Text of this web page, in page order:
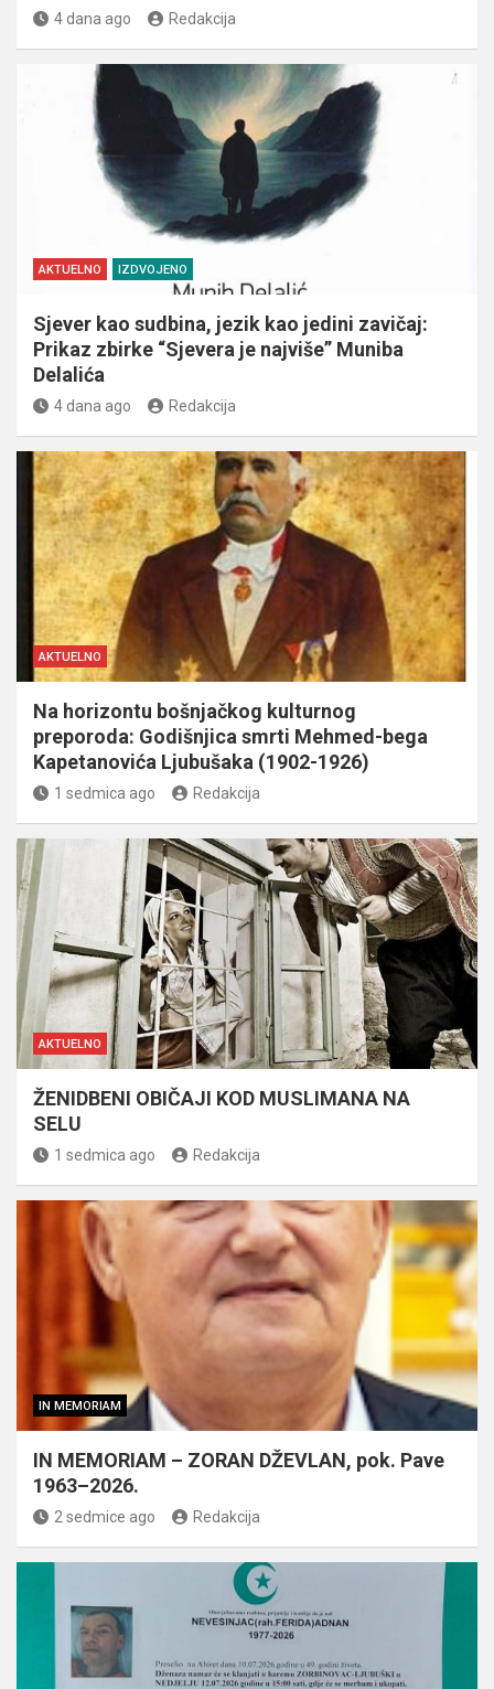
4 dana ago Redakcija
AKTUELNO IZDVOJENO
Sjever kao sudbina, jezik kao jedini zavičaj:
Prikaz zbirke “Sjevera je najviše” Muniba
Delalića
4 dana ago Redakcija
AKTUELNO
Na horizontu bošnjačkog kulturnog
preporoda: Godišnjica smrti Mehmed-bega
Kapetanovića Ljubušaka (1902-1926)
1 sedmica ago Redakcija
AKTUELNO
ŽENIDBENI OBIČAJI KOD MUSLIMANA NA
SELU
1 sedmica ago Redakcija
IN MEMORIAM
IN MEMORIAM – ZORAN DŽEVLAN, pok. Pave
1963–2026.
2 sedmice ago Redakcija